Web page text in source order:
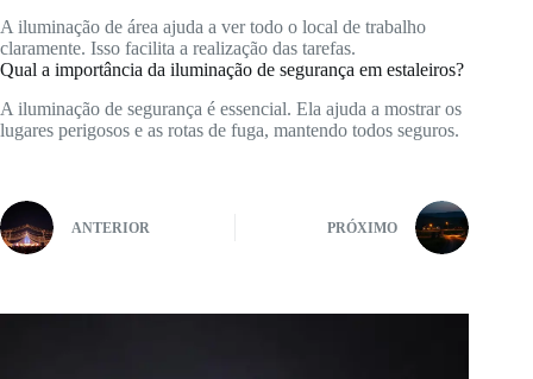
A iluminação de área ajuda a ver todo o local de trabalho
claramente. Isso facilita a realização das tarefas.
Qual a importância da iluminação de segurança em estaleiros?
A iluminação de segurança é essencial. Ela ajuda a mostrar os
lugares perigosos e as rotas de fuga, mantendo todos seguros.
ANTERIOR PRÓXIMO